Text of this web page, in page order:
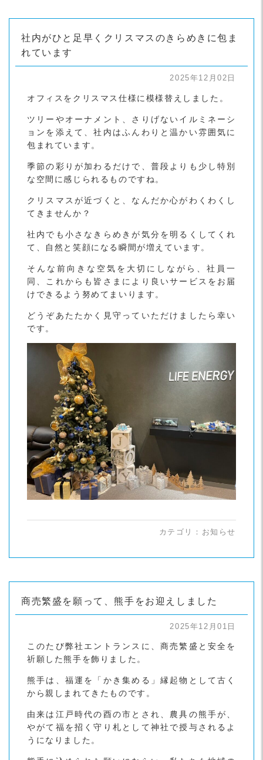
社内がひと足早くクリスマスのきらめきに包ま
れています
2025年12月02日
オフィスをクリスマス仕様に模様替えしました。
ツリーやオーナメント、さりげないイルミネーシ
ョンを添えて、社内はふんわりと温かい雰囲気に
包まれています。
季節の彩りが加わるだけで、普段よりも少し特別
な空間に感じられるものですね。
クリスマスが近づくと、なんだか心がわくわくし
てきませんか？
社内でも小さなきらめきが気分を明るくしてくれ
て、自然と笑顔になる瞬間が増えています。
そんな前向きな空気を大切にしながら、社員一
同、これからも皆さまにより良いサービスをお届
けできるよう努めてまいります。
どうぞあたたかく見守っていただけましたら幸い
です。
カテゴリ： お知らせ
商売繁盛を願って、熊手をお迎えしました
2025年12月01日
このたび弊社エントランスに、商売繁盛と安全を
祈願した熊手を飾りました。
熊手は、福運を「かき集める」縁起物として古く
から親しまれてきたものです。
由来は江戸時代の酉の市とされ、農具の熊手が、
やがて福を招く守り札として神社で授与されるよ
うになりました。